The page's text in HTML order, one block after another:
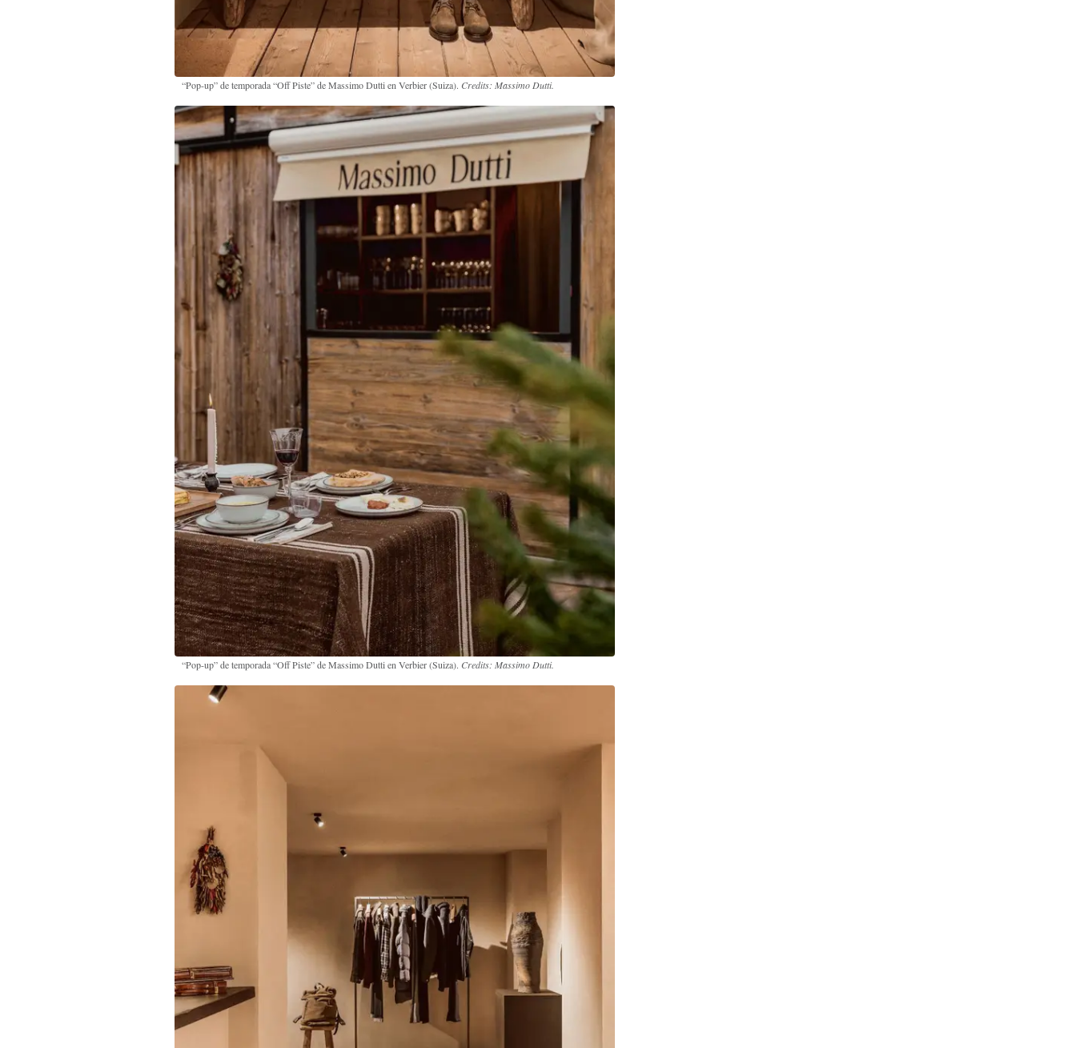
“Pop-up” de temporada “Off Piste” de Massimo Dutti en Verbier (Suiza). Credits: Massimo Dutti.
“Pop-up” de temporada “Off Piste” de Massimo Dutti en Verbier (Suiza). Credits: Massimo Dutti.